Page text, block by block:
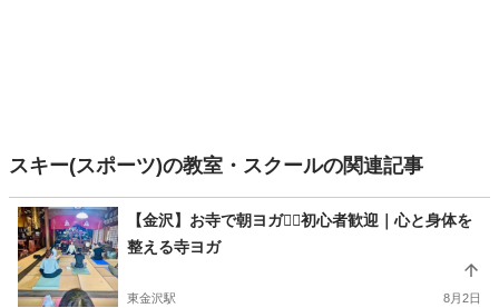
スキー(スポーツ)の教室・スクールの関連記事
【金沢】お寺で朝ヨガ🧘‍♀️初心者歓迎｜心と身体を
整える寺ヨガ
東金沢駅 8月2日